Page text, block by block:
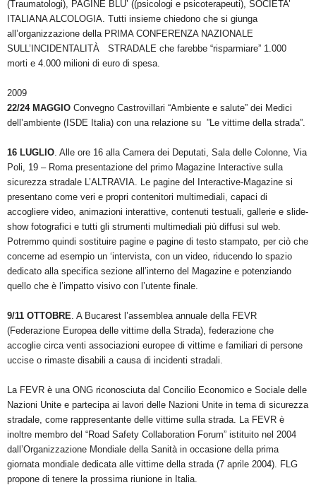
(Traumatologi), PAGINE BLU’ ((psicologi e psicoterapeuti), SOCIETA’
ITALIANA ALCOLOGIA. Tutti insieme chiedono che si giunga
all’organizzazione della PRIMA CONFERENZA NAZIONALE
SULL’INCIDENTALITÀ STRADALE che farebbe “risparmiare” 1.000
morti e 4.000 milioni di euro di spesa.
2009
22/24 MAGGIO Convegno Castrovillari “Ambiente e salute” dei Medici
dell’ambiente (ISDE Italia) con una relazione su ”Le vittime della strada”.
16 LUGLIO. Alle ore 16 alla Camera dei Deputati, Sala delle Colonne, Via
Poli, 19 – Roma presentazione del primo Magazine Interactive sulla
sicurezza stradale L’ALTRAVIA. Le pagine del Interactive-Magazine si
presentano come veri e propri contenitori multimediali, capaci di
accogliere video, animazioni interattive, contenuti testuali, gallerie e slide-
show fotografici e tutti gli strumenti multimediali più diffusi sul web.
Potremmo quindi sostituire pagine e pagine di testo stampato, per ciò che
concerne ad esempio un ‘intervista, con un video, riducendo lo spazio
dedicato alla specifica sezione all’interno del Magazine e potenziando
quello che è l’impatto visivo con l’utente finale.
9/11 OTTOBRE. A Bucarest l’assemblea annuale della FEVR
(Federazione Europea delle vittime della Strada), federazione che
accoglie circa venti associazioni europee di vittime e familiari di persone
uccise o rimaste disabili a causa di incidenti stradali.
La FEVR è una ONG riconosciuta dal Concilio Economico e Sociale delle
Nazioni Unite e partecipa ai lavori delle Nazioni Unite in tema di sicurezza
stradale, come rappresentante delle vittime sulla strada. La FEVR è
inoltre membro del “Road Safety Collaboration Forum” istituito nel 2004
dall’Organizzazione Mondiale della Sanità in occasione della prima
giornata mondiale dedicata alle vittime della strada (7 aprile 2004). FLG
propone di tenere la prossima riunione in Italia.